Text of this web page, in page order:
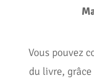
Vous pouvez
du livre, grâce